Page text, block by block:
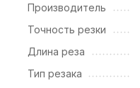
Производитель
Точность резки
Длина реза
Тип резака